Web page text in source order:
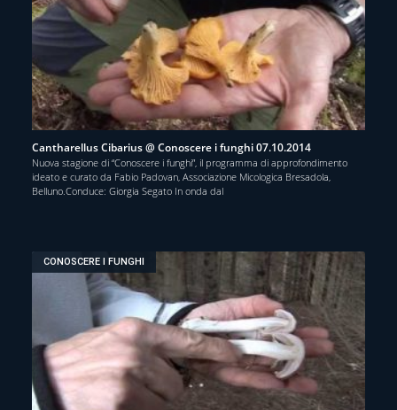
Cantharellus Cibarius @ Conoscere i funghi 07.10.2014
Nuova stagione di “Conoscere i funghi”, il programma di approfondimento
ideato e curato da Fabio Padovan, Associazione Micologica Bresadola,
Belluno.Conduce: Giorgia Segato In onda dal
CONOSCERE I FUNGHI